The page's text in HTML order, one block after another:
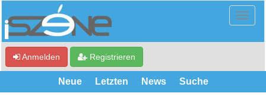
Anmelden Registrieren
Neue Letzten News Suche